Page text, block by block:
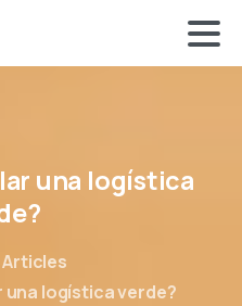
una logística
Articles
logística verde?